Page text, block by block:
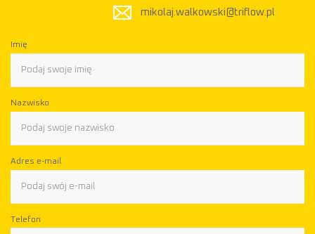
mikolaj.walkowski@triflow.pl
Imię
Nazwisko
Adres e-mail
Telefon